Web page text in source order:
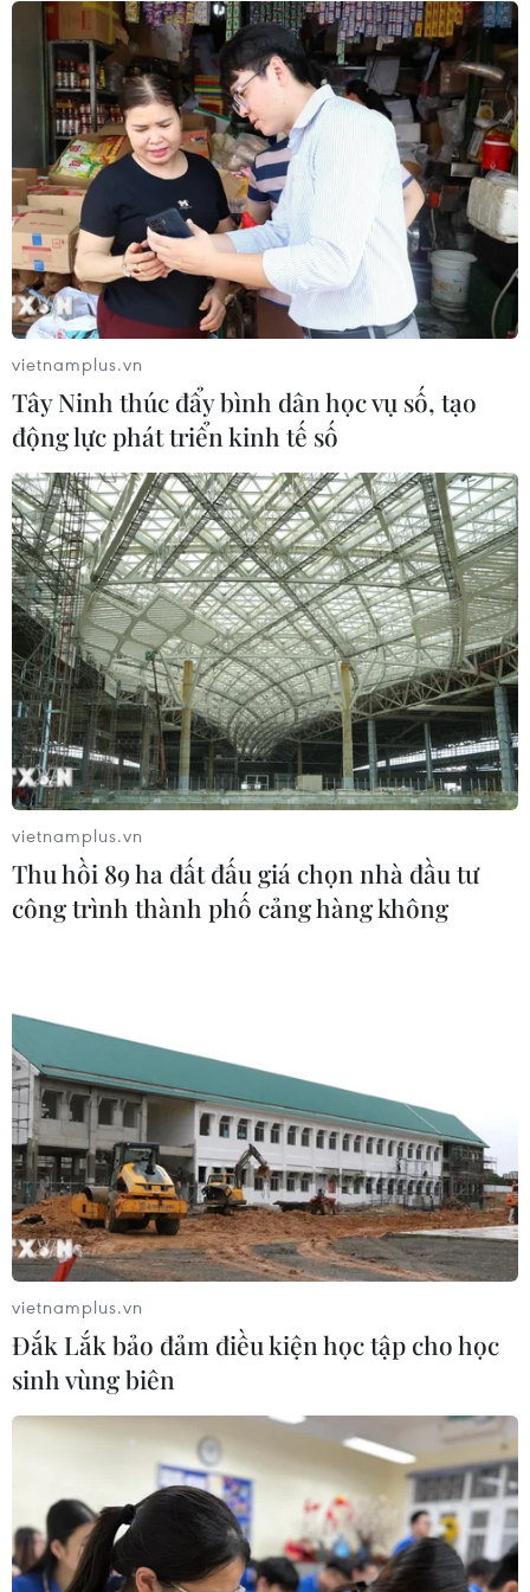
01/08/2026 09:14
Gia Lai xác thực 99,8% dữ liệu bảo
hiểm
01/08/2026 07:05
Bộ Y tế : Trên 22% người trưởng
thành thiếu vận động thể lực
31/07/2026 04:10
TP Hồ Chí Minh đồng hành để trẻ
mắc bệnh hiểm nghèo không lỡ cơ
hội học tập và điều trị
30/07/2026 13:53
Bé trai 7 tuổi được ghép thận xuyên
Việt từ người hiến chết não
30/07/2026 12:52
Lâm Đồng rà soát toàn bộ cơ sở kinh
doanh thức ăn đường phố sau các vụ
ngộ độc
30/07/2026 08:24
30/07/2026 08:15
Trao tặng 10 gia đình khó khăn điều
trị vô sinh hiếm muộn miễn phí 100%
30/07/2026 07:37
Xem thêm
CƠ QUAN CHỦ QUẢN: THÔNG TẤN XÃ VIỆT NAM
Tổng Biên tập: TRẦN TIẾN DUẨN
Phó Tổng Biên tập: NGUYỄN THỊ TÁM, KHÚC THANH
THỦY
vietnamplus.vn
Tây Ninh thúc đẩy bình dân học vụ số, tạo
động lực phát triển kinh tế số
vietnamplus.vn
Thu hồi 89 ha đất đấu giá chọn nhà đầu tư
công trình thành phố cảng hàng không
vietnamplus.vn
Đắk Lắk bảo đảm điều kiện học tập cho học
sinh vùng biên